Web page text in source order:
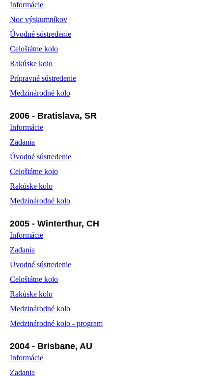
Informácie
Noc výskumníkov
Úvodné sústredenie
Celoštátne kolo
Rakúske kolo
Prípravné sústredenie
Medzinárodné kolo
2006 - Bratislava, SR
Informácie
Zadania
Úvodné sústredenie
Celoštátne kolo
Rakúske kolo
Medzinárodné kolo
2005 - Winterthur, CH
Informácie
Zadania
Úvodné sústredenie
Celoštátne kolo
Rakúske kolo
Medzinárodné kolo
Medzinárodné kolo - program
2004 - Brisbane, AU
Informácie
Zadania